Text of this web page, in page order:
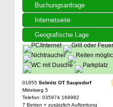
Buchungsanfrage
Internetseite
Geografische Lage
01855 Sebnitz OT Saupsdorf
Mittelweg 5
Telefon: 035974 169982
7 Betten + zusätzlich Aufbettung